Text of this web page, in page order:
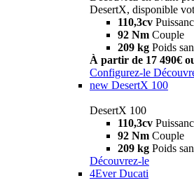
DesertX, disponible
110,3cv
92 Nm Couple
209 kg Poids
À partir de 17 490€
Configurez-le
new DesertX 100
DesertX 100
110,3cv
92 Nm Couple
209 kg Poids
Découvrez-le
4Ever Ducati